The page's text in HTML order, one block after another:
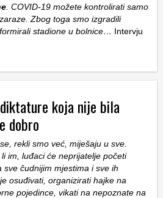
. COVID-19 možete kontrolirati samo
Zbog toga smo izgradili
stadione u bolnice… Intervju
koja nije bila
dobro
rekli smo već, miješaju u sve.
im, luđaci će neprijatelje početi
sve čudnijim mjestima i sve ih
osuđivati, organizirati hajke na
pojedince, vikati na nepoznate na